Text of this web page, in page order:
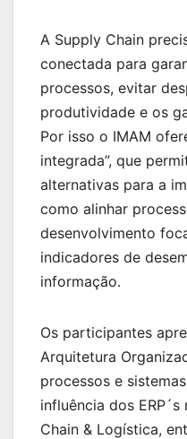
A Supply Chain
conectada para
processos, evitar
produtividade e os
Por isso o IMAM
integrada”, que
alternativas para a
como alinhar
desenvolvimento
indicadores de
informação.
Os participantes
Arquitetura
processos e
influência dos
Chain & Logística,